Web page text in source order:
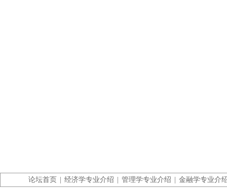
论坛首页 经济学专业介绍 管理学专业介绍 金融学专业介